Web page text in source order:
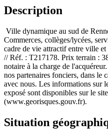
Description
Ville dynamique au sud de
Commerces, collèges/lycées,
cadre de vie attractif entre ville et
// Réf. : T217178. Prix terrain :
notaire à la charge de
nos partenaires fonciers, dans le
avec nous. Les informations sur
exposé sont disponibles sur le
(www.georisques.gouv.fr).
Situation